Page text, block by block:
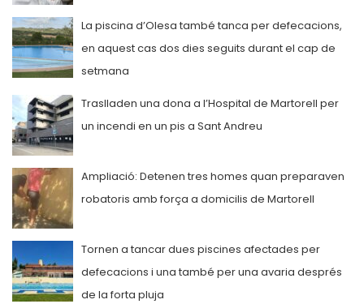
La piscina d’Olesa també tanca per defecacions,
en aquest cas dos dies seguits durant el cap de
setmana
Traslladen una dona a l’Hospital de Martorell per
un incendi en un pis a Sant Andreu
Ampliació: Detenen tres homes quan preparaven
robatoris amb força a domicilis de Martorell
Tornen a tancar dues piscines afectades per
defecacions i una també per una avaria després
de la forta pluja